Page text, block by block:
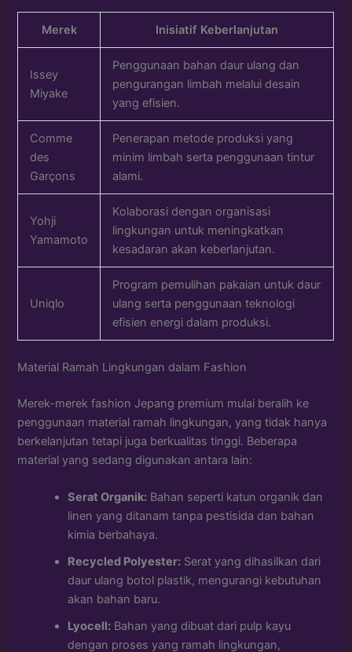
Merek Inisiatif Keberlanjutan
Issey
Miyake
Penggunaan bahan daur ulang dan
pengurangan limbah melalui desain
yang efisien.
Comme
des
Garçons
Penerapan metode produksi yang
minim limbah serta penggunaan tintur
alami.
Yohji
Yamamoto
Kolaborasi dengan organisasi
lingkungan untuk meningkatkan
kesadaran akan keberlanjutan.
Uniqlo
Program pemulihan pakaian untuk daur
ulang serta penggunaan teknologi
efisien energi dalam produksi.
Material Ramah Lingkungan dalam Fashion
Merek-merek fashion Jepang premium mulai beralih ke
penggunaan material ramah lingkungan, yang tidak hanya
berkelanjutan tetapi juga berkualitas tinggi. Beberapa
material yang sedang digunakan antara lain:
Serat Organik: Bahan seperti katun organik dan
linen yang ditanam tanpa pestisida dan bahan
kimia berbahaya.
Recycled Polyester: Serat yang dihasilkan dari
daur ulang botol plastik, mengurangi kebutuhan
akan bahan baru.
Lyocell: Bahan yang dibuat dari pulp kayu
dengan proses yang ramah lingkungan,